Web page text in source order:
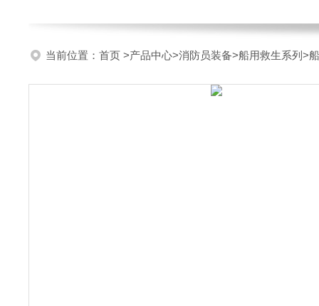
当前位置： 首页 >产品中心>消防员装备>船用救生系列 >